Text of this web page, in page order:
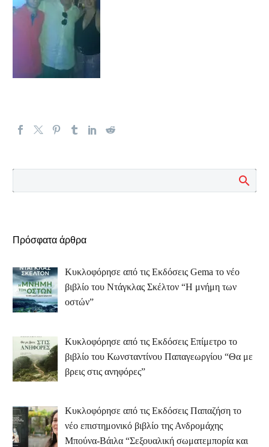
Πρόσφατα άρθρα
Κυκλοφόρησε από τις Εκδόσεις Gema το νέο
βιβλίο του Ντάγκλας Σκέλτον “Η μνήμη των
οστών”
Κυκλοφόρησε από τις Εκδόσεις Επίμετρο το
βιβλίο του Κωνσταντίνου Παπαγεωργίου “Θα με
βρεις στις ανηφόρες”
Κυκλοφόρησε από τις Εκδόσεις Παπαζήση το
νέο επιστημονικό βιβλίο της Ανδρομάχης
Μπούνα-Βάιλα “Σεξουαλική σωματεμπορία και